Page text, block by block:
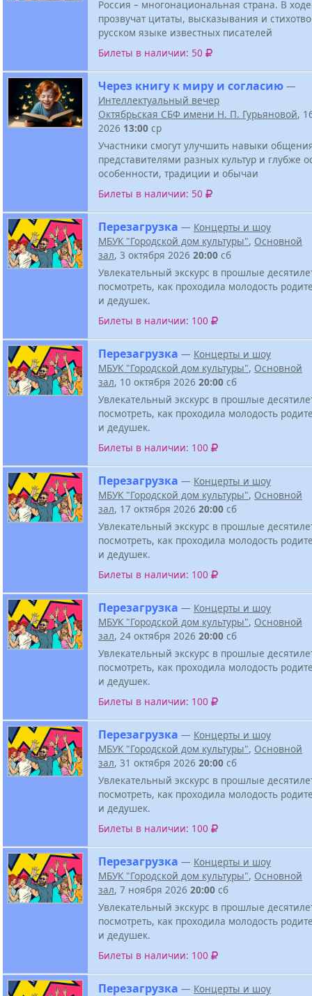
Россия – многонациональная страна. В
прозвучат цитаты, высказывания и
русском языке известных писателей
Билеты в наличии: 50
Через книгу к миру и согласию —
Интеллектуальный вечер
Октябрьская СБФ имени Н. П. Гурьяновой,
2026 13:00 ср
Участники смогут улучшить навыки
представителями разных культур и глубже
особенности, традиции и обычаи
Билеты в наличии: 50
Перезагрузка — Концерты и шоу
МБУК "Городской дом культуры", Основной
зал, 3 октября 2026 20:00 сб
Увлекательный экскурс в прошлые
посмотреть, как проходила молодость
и дедушек.
Билеты в наличии: 100
Перезагрузка — Концерты и шоу
МБУК "Городской дом культуры", Основной
зал, 10 октября 2026 20:00 сб
Увлекательный экскурс в прошлые
посмотреть, как проходила молодость
и дедушек.
Билеты в наличии: 100
Перезагрузка — Концерты и шоу
МБУК "Городской дом культуры", Основной
зал, 17 октября 2026 20:00 сб
Увлекательный экскурс в прошлые
посмотреть, как проходила молодость
и дедушек.
Билеты в наличии: 100
Перезагрузка — Концерты и шоу
МБУК "Городской дом культуры", Основной
зал, 24 октября 2026 20:00 сб
Увлекательный экскурс в прошлые
посмотреть, как проходила молодость
и дедушек.
Билеты в наличии: 100
Перезагрузка — Концерты и шоу
МБУК "Городской дом культуры", Основной
зал, 31 октября 2026 20:00 сб
Увлекательный экскурс в прошлые
посмотреть, как проходила молодость
и дедушек.
Билеты в наличии: 100
Перезагрузка — Концерты и шоу
МБУК "Городской дом культуры", Основной
зал, 7 ноября 2026 20:00 сб
Увлекательный экскурс в прошлые
посмотреть, как проходила молодость
и дедушек.
Билеты в наличии: 100
Перезагрузка — Концерты и шоу